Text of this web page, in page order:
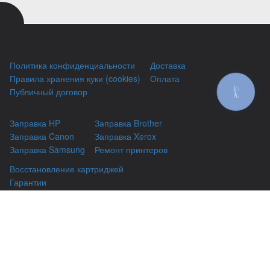
Политика конфиденциальности
Правила хранения куки (cookies)
Публичный договор
Доставка
Оплата
Заправка HP
Заправка Canon
Заправка Samsung
Заправка Brother
Заправка Xerox
Ремонт принтеров
Восстановление картриджей
Гарантии
КНОПКА
ЗВ'ЯЗКУ